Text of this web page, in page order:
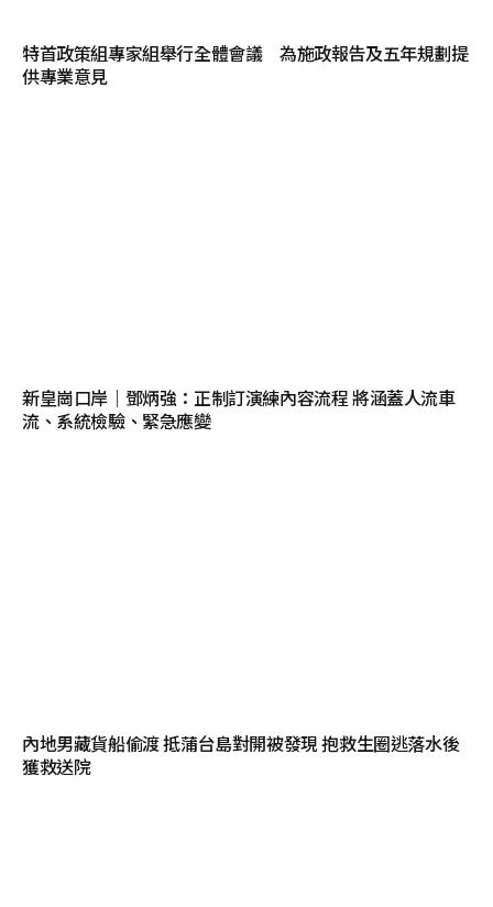
特首政策組專家組舉行全體會議 為施政報告及五年規劃提
供專業意見
新皇崗口岸｜鄧炳強：正制訂演練內容流程 將涵蓋人流車
流、系統檢驗、緊急應變
內地男藏貨船偷渡 抵蒲台島對開被發現 抱救生圈逃落水後
獲救送院